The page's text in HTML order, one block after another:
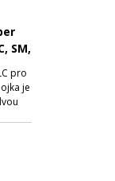
SM,
pro
je